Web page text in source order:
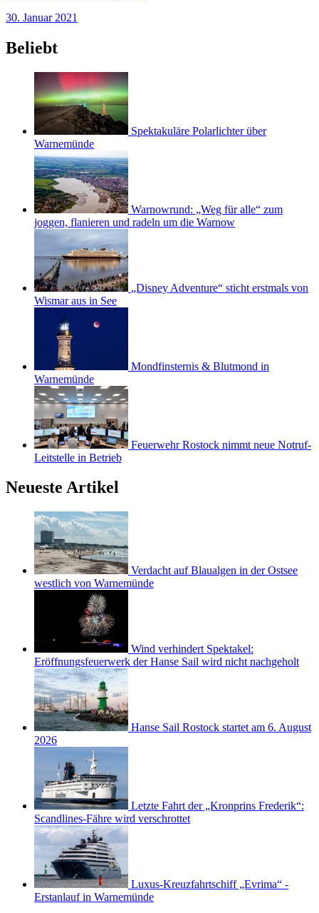
30. Januar 2021
Beliebt
Spektakuläre Polarlichter über
Warnemünde
Warnowrund: „Weg für alle“ zum
joggen, flanieren und radeln um die Warnow
„Disney Adventure“ sticht erstmals von
Wismar aus in See
Mondfinsternis & Blutmond in
Warnemünde
Feuerwehr Rostock nimmt neue Notruf-
Leitstelle in Betrieb
Neueste Artikel
Verdacht auf Blaualgen in der Ostsee
westlich von Warnemünde
Wind verhindert Spektakel:
Eröffnungsfeuerwerk der Hanse Sail wird nicht nachgeholt
Hanse Sail Rostock startet am 6. August
2026
Letzte Fahrt der „Kronprins Frederik“:
Scandlines-Fähre wird verschrottet
Luxus-Kreuzfahrtschiff „Evrima“ -
Erstanlauf in Warnemünde